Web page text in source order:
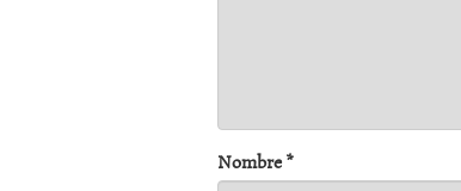
Nombre*